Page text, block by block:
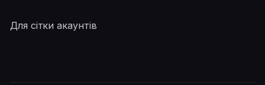
Для сітки акаунтів